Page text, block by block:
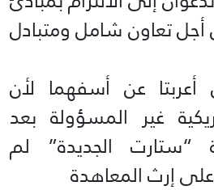
تعاون شامل ومتبادل
أعربتا عن أسفهما لأن
غير المسؤولة بعد
“ستارت الجديدة” لم
إرث المعاهدة